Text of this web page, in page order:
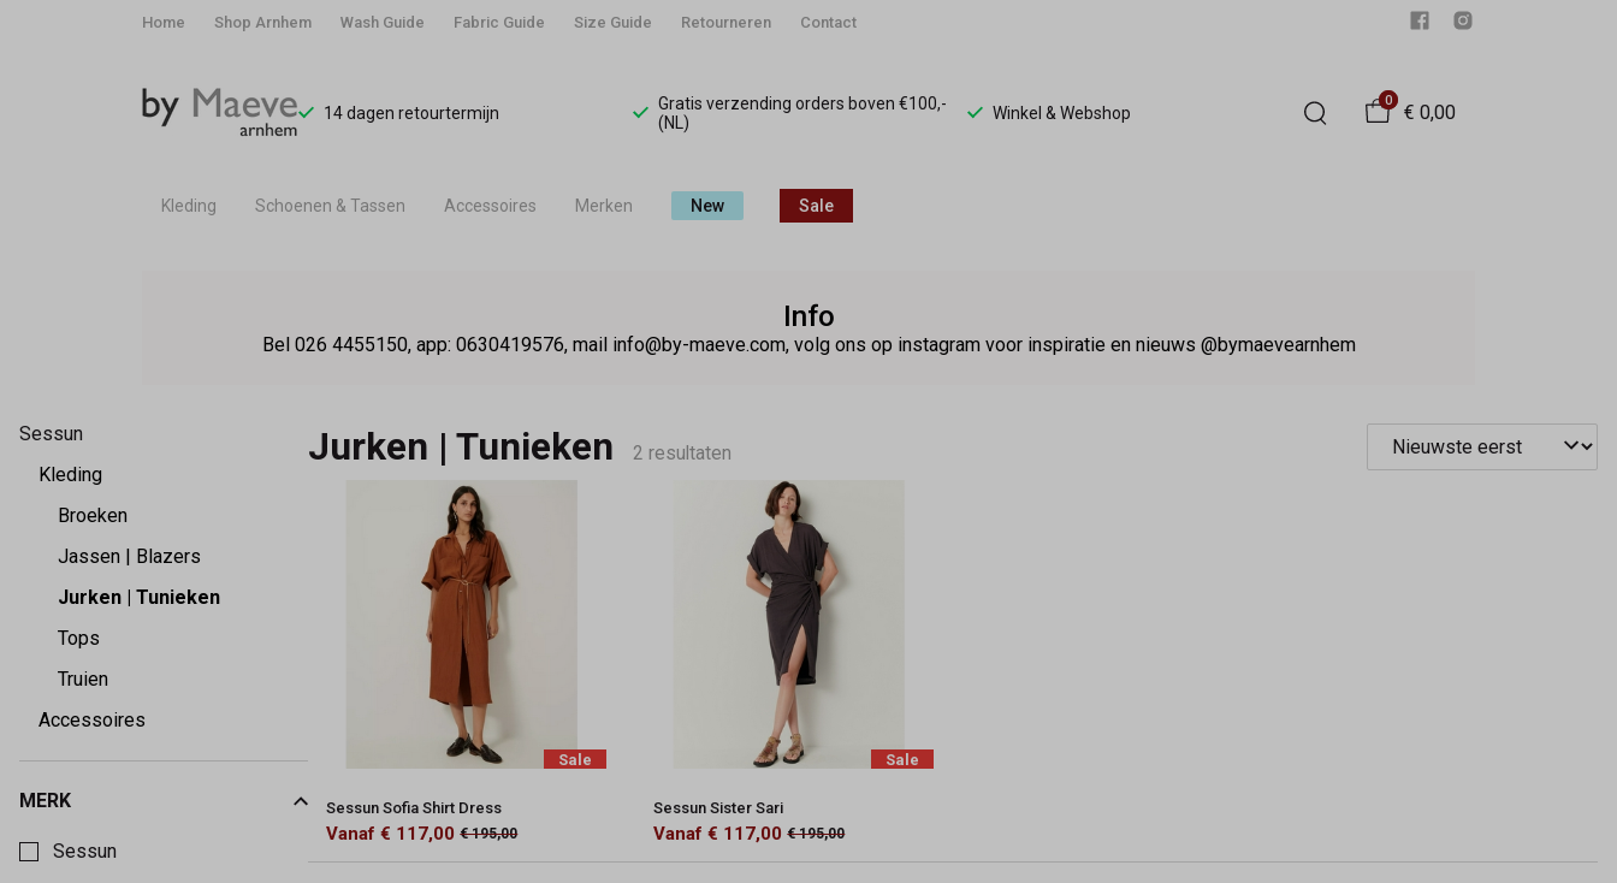
Home Shop Arnhem Wash Guide Fabric Guide Size Guide Retourneren Contact
14 dagen retourtermijn
Gratis verzending orders boven €100,-
(NL)
Winkel & Webshop
0
€ 0,00
Kleding Schoenen & Tassen Accessoires Merken New Sale
-
By
Maeve
Info
Bel 026 4455150, app: 0630419576, mail info@by-maeve.com, volg ons op instagram voor inspiratie en nieuws @bymaevearnhem
Sessun
Kleding
Broeken
Jassen | Blazers
Jurken | Tunieken
Tops
Truien
Accessoires
MERK
Sessun
Jurken | Tunieken 2 resultaten
Sale
Sessun Sofia Shirt Dress
Vanaf € 117,00 € 195,00
Sale
Sessun Sister Sari
Vanaf € 117,00 € 195,00